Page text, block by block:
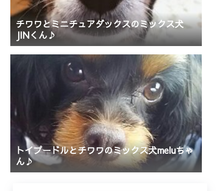
チワワとミニチュアダックスのミックス犬
JINくん♪
トイプードルとチワワのミックス犬meluちゃ
ん♪